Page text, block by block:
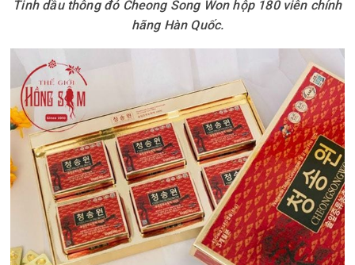
Tinh dầu thông đỏ Cheong Song Won hộp 180 viên chính
hãng Hàn Quốc.